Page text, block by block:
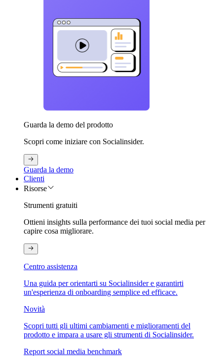
Guarda la demo del prodotto
Scopri come iniziare con Socialinsider.
Guarda la demo
Clienti
Risorse
Strumenti gratuiti
Ottieni insights sulla performance dei tuoi social media per
capire cosa migliorare.
Centro assistenza
Una guida per orientarti su Socialinsider e garantirti
un'esperienza di onboarding semplice ed efficace.
Novità
Scopri tutti gli ultimi cambiamenti e miglioramenti del
prodotto e impara a usare gli strumenti di Socialinsider.
Report social media benchmark